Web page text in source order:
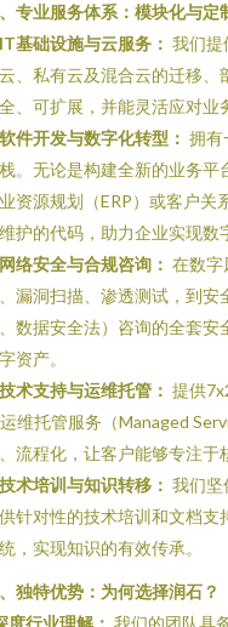
专业服务体系：模块化与定
IT基础设施与云服务： 我们提
、私有云及混合云的迁移
、可扩展，并能灵活应对业
软件开发与数字化转型： 拥有
。无论是构建全新的业务
资源规划（ERP）或客户关
护的代码，助力企业实现数
网络安全与合规咨询： 在数字
漏洞扫描、渗透测试，到安
数据安全法）咨询的全套
资产。
技术支持与运维托管： 提供
维托管服务（Managed
流程化，让客户能够专注于
技术培训与知识转移： 我们坚
针对性的技术培训和文档
，实现知识的有效传承。
独特优势：为何选择润石？
度行业理解： 我们的团队具